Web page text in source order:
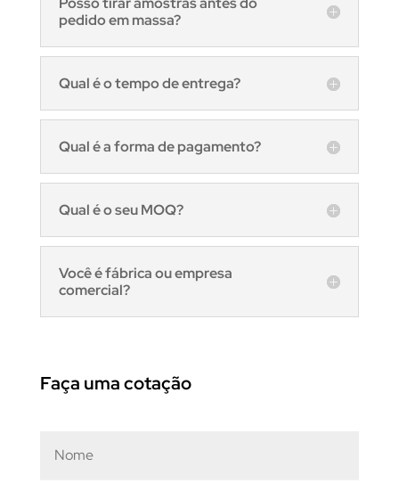
pedido em massa?
Qual é o tempo de entrega?
Qual é a forma de pagamento?
Qual é o seu MOQ?
Você é fábrica ou empresa
comercial?
Faça uma cotação